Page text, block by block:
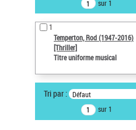
notices d’autorité
Œuvres liées à l'auteur :
Temperton, Rod (1947-2016)
Type de notice d'autorité
sur 1
1
Temperton, Rod (1947-2016)
[Thriller]
Titre uniforme musical
Tri par : Défaut
sur 1